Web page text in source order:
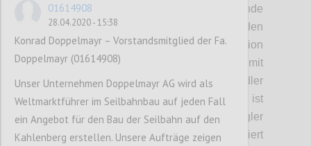
Station aufgesetzt werden. Entsprechende
Gespräche mit den Wiener Linien wurden
bereits begonnen. In Jedlesee soll die Station
zu einem kleinen Freizeitzentrum mit
Gastronomieangebot und Service für Radler
ausgebaut werden. Auf dem Kahlenberg ist
ein Angebot für Touristen und Ausflügler
angedacht: In die Bergstation integriert
01614908
28.04.2020 - 15:38
Konrad Doppelmayr – Vorstandsmitglied der Fa.
Doppelmayr (01614908)
Unser Unternehmen Doppelmayr AG wird als
Weltmarktführer im Seilbahnbau auf jeden Fall
ein Angebot für den Bau der Seilbahn auf den
Kahlenberg erstellen. Unsere Aufträge zeigen